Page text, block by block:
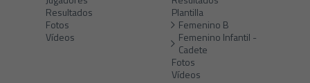
Resultados
Fotos
Vídeos
Plantilla
Femenino B
Femenino Infantil -
Cadete
Fotos
Vídeos